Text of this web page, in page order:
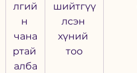
лгий
н
чана
ртай
алба
шийтгүү
лсэн
хүний
тоо